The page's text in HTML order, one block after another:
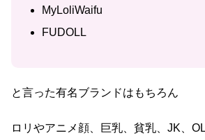
MyLoliWaifu
FUDOLL
と言った有名ブランドはもちろん
ロリやアニメ顔、巨乳、貧乳、JK、